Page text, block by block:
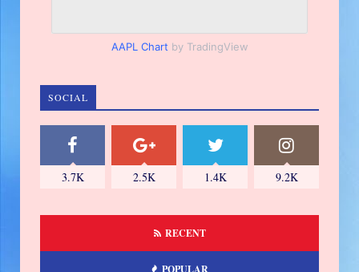
AAPL Chart by TradingView
SOCIAL
3.7K 2.5K 1.4K 9.2K
RECENT